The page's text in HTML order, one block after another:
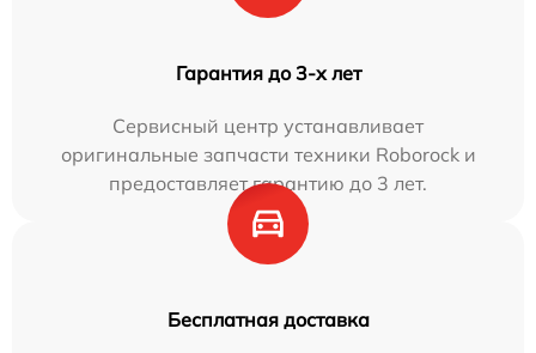
Гарантия до 3-х лет
Сервисный центр устанавливает
оригинальные запчасти техники Roborock и
предоставляет гарантию до 3 лет.
Бесплатная доставка